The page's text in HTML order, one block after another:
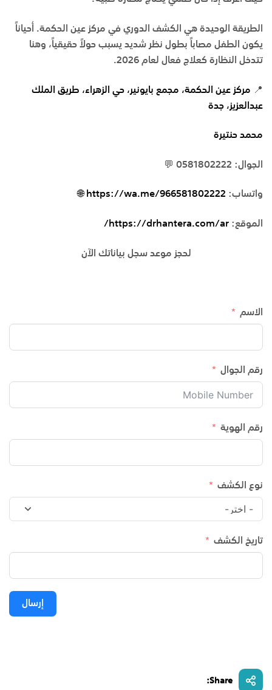
الطريقة الوحيدة هي الكشف الدوري في مركز عين الحكمة. أحياناً
يكون الطفل مصاباً بطول نظر شديد يسبب حولاً حقيقياً، وهنا
تتدخل النظارة كعلاج فعال لعام 2026.
📍 مركز عين الحكمة، مجمع بايونير، حي الزهراء، طريق الملك
عبدالعزيز، جدة
محمد حنتيرة
الجوال: 0581802222 💬
واتساب: https://wa.me/966581802222 🌐
الموقع: https://drhantera.com/ar/
لحجز موعد سجل بياناتك الآن
الاسم
رقم الجوال
رقم الهوية
نوع الكشف
تاريخ الكشف
إرسال
Share: